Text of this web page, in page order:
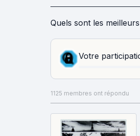
Quels sont les
Votre
1125 membres ont répondu